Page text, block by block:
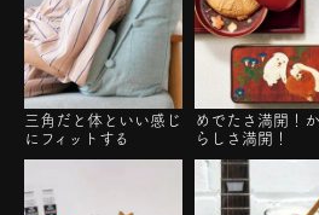
三角だと体といい感じ
にフィットする
めでたさ満開！
らしさ満開！